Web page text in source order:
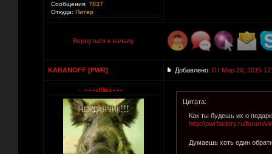
Сообщения: 7837
Откуда: Питер
Вернуться к началу
KABANOFF [PWR] Добавлено: Пт Мар 20, 2015
Цитата:
Как ты будешь их о
http://pwrfactory.ru/forum/
Думаешь хоть один